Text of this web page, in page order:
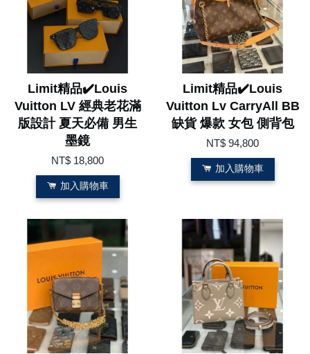
Limit精品✔️Louis
Vuitton LV 經典老花滿
版設計 夏天必備 男生
墨鏡
NT$ 18,800
加入購物車
Limit精品✔️Louis
Vuitton Lv CarryAll BB
缺貨 爆款 女包 側背包
NT$ 94,800
加入購物車